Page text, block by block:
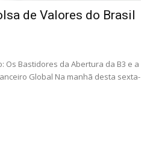
de Valores do Brasil
Os Bastidores da Abertura da B3 e a
Global Na manhã desta sexta-